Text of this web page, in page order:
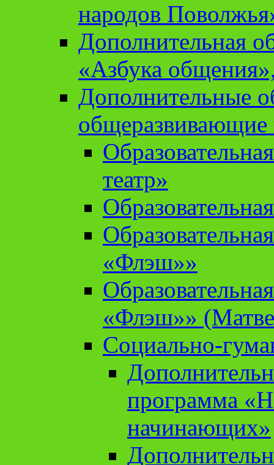
народов
Дополнительная
«Азбука
Дополнительные
театр»
«Флэш»»
«Флэш»»
Социально-
программа
начинающих»